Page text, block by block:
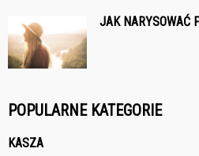
JAK NARYSOWAĆ
POPULARNE KATEGORIE
KASZA